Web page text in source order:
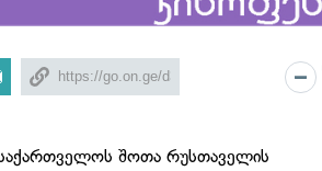
შოთა რუსთაველის